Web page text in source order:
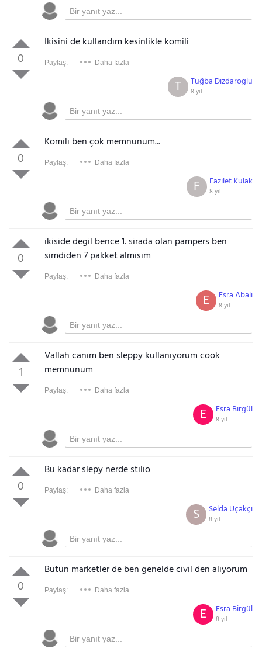
0
İkisini de kullandım kesinlikle komili
Paylaş: Daha fazla
Tuğba Dizdaroglu
8 yıl
T
0
Komili ben çok memnunum...
Paylaş: Daha fazla
Fazilet Kulak
8 yıl
F
0
ikiside degil bence 1. sirada olan pampers ben
simdiden 7 pakket almisim
Paylaş: Daha fazla
Esra Abalı
8 yıl
E
1
Vallah canım ben sleppy kullanıyorum cook
memnunum
Paylaş: Daha fazla
Esra Birgül
8 yıl
E
0
Bu kadar slepy nerde stilio
Paylaş: Daha fazla
Selda Uçakçı
8 yıl
S
0
Bütün marketler de ben genelde civil den alıyorum
Paylaş: Daha fazla
Esra Birgül
8 yıl
E